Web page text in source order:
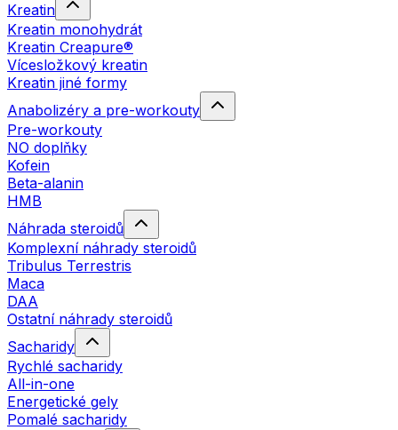
Kreatin
Kreatin monohydrát
Kreatin Creapure®
Vícesložkový kreatin
Kreatin jiné formy
Anabolizéry a pre-workouty
Pre-workouty
NO doplňky
Kofein
Beta-alanin
HMB
Náhrada steroidů
Komplexní náhrady steroidů
Tribulus Terrestris
Maca
DAA
Ostatní náhrady steroidů
Sacharidy
Rychlé sacharidy
All-in-one
Energetické gely
Pomalé sacharidy